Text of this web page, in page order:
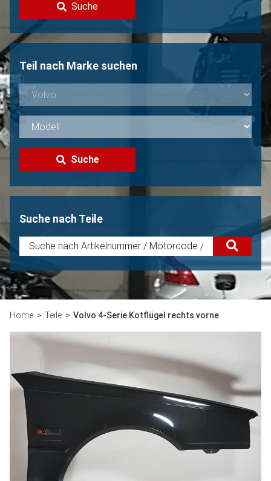
Volvo Verkaufen?
Nicht gefunden?
Suche
Teil nach Marke suchen
Suche
Suche nach Teile
Home Teile Volvo 4-Serie Kotflügel rechts vorne